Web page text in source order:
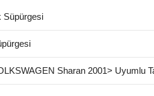
Süpürgesi
Sharan 2001> Uyumlu